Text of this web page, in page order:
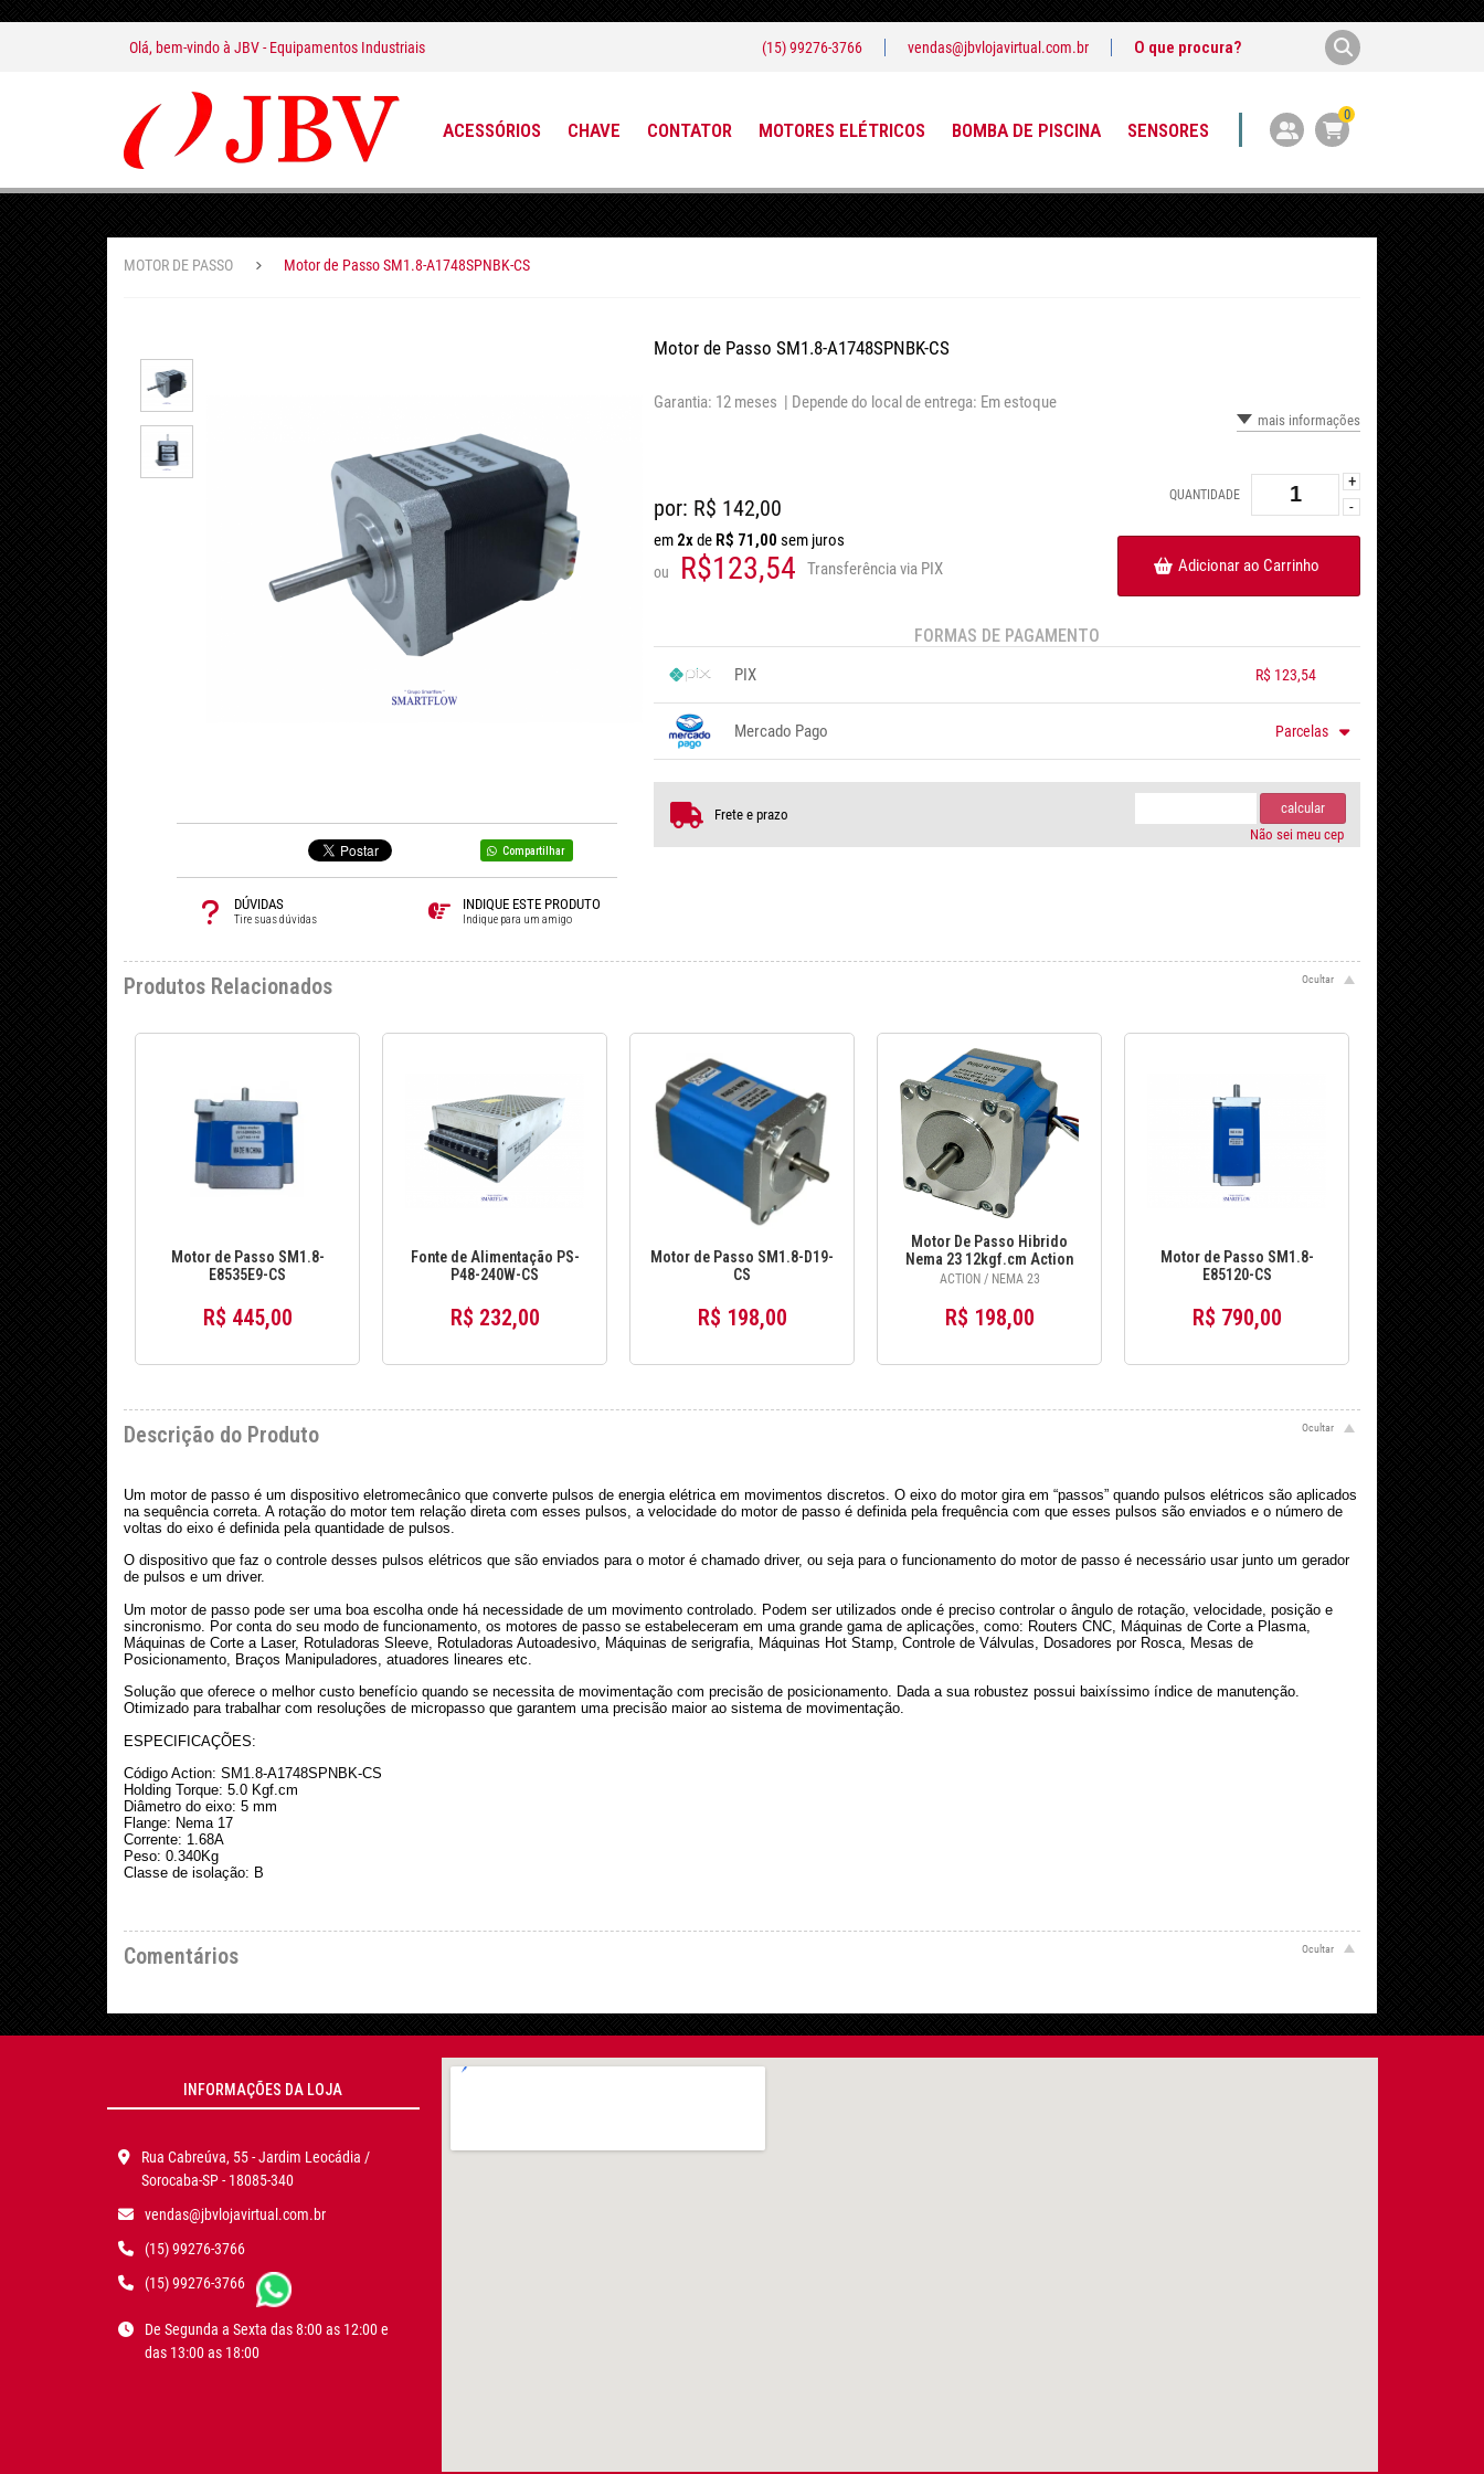
Olá, bem-vindo à JBV - Equipamentos Industriais (15) 99276-3766 vendas@jbvlojavirtual.com.br
ACESSÓRIOS CHAVE CONTATOR MOTORES ELÉTRICOS BOMBA DE PISCINA SENSORES
0
MOTOR DE PASSO Motor de Passo SM1.8-A1748SPNBK-CS
Compartilhar
DÚVIDAS
Tire suas dúvidas
INDIQUE ESTE PRODUTO
Indique para um amigo
Motor de Passo SM1.8-A1748SPNBK-CS
Garantia: 12 meses | Depende do local de entrega: Em estoque
mais informações
por: R$ 142,00
em 2xde R$ 71,00 sem juros
ou R$123,54 Transferência via PIX
QUANTIDADE
+
-
Adicionar ao Carrinho
FORMAS DE PAGAMENTO
PIX R$ 123,54
Mercado Pago Parcelas
.. ...
Frete e prazo
calcular
Não sei meu cep
Produtos Relacionados
Motor de Passo SM1.8-
E8535E9-CS
R$ 445,00
Fonte de Alimentação PS-
P48-240W-CS
R$ 232,00
Motor de Passo SM1.8-D19-
CS
R$ 198,00
Motor De Passo Hibrido
Nema 23 12kgf.cm Action
Sm1.8-d12-cs
ACTION / NEMA 23
R$ 198,00
Motor de Passo SM1.8-
E85120-CS
R$ 790,00
Descrição do Produto
Um motor de passo é um dispositivo eletromecânico que converte pulsos de energia elétrica em movimentos discretos. O eixo do motor gira em “passos” quando pulsos elétricos são aplicados
na sequência correta. A rotação do motor tem relação direta com esses pulsos, a velocidade do motor de passo é definida pela frequência com que esses pulsos são enviados e o número de
voltas do eixo é definida pela quantidade de pulsos.
O dispositivo que faz o controle desses pulsos elétricos que são enviados para o motor é chamado driver, ou seja para o funcionamento do motor de passo é necessário usar junto um gerador
de pulsos e um driver.
Um motor de passo pode ser uma boa escolha onde há necessidade de um movimento controlado. Podem ser utilizados onde é preciso controlar o ângulo de rotação, velocidade, posição e
sincronismo. Por conta do seu modo de funcionamento, os motores de passo se estabeleceram em uma grande gama de aplicações, como: Routers CNC, Máquinas de Corte a Plasma,
Máquinas de Corte a Laser, Rotuladoras Sleeve, Rotuladoras Autoadesivo, Máquinas de serigrafia, Máquinas Hot Stamp, Controle de Válvulas, Dosadores por Rosca, Mesas de
Posicionamento, Braços Manipuladores, atuadores lineares etc.
Solução que oferece o melhor custo benefício quando se necessita de movimentação com precisão de posicionamento. Dada a sua robustez possui baixíssimo índice de manutenção.
Otimizado para trabalhar com resoluções de micropasso que garantem uma precisão maior ao sistema de movimentação.
ESPECIFICAÇÕES:
Código Action: SM1.8-A1748SPNBK-CS
Holding Torque: 5.0 Kgf.cm
Diâmetro do eixo: 5 mm
Flange: Nema 17
Corrente: 1.68A
Peso: 0.340Kg
Classe de isolação: B
Comentários
INFORMAÇÕES DA LOJA
Rua Cabreúva, 55 - Jardim Leocádia /
Sorocaba-SP - 18085-340
vendas@jbvlojavirtual.com.br
(15) 99276-3766
(15) 99276-3766
De Segunda a Sexta das 8:00 as 12:00 e
das 13:00 as 18:00